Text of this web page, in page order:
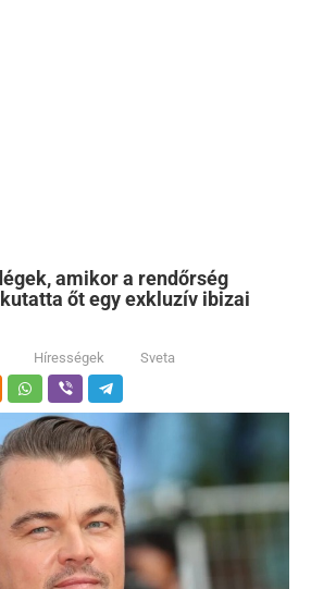
amikor a rendőrség
őt egy exkluzív ibizai
Hírességek Sveta